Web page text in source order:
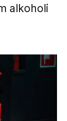
alkoholi